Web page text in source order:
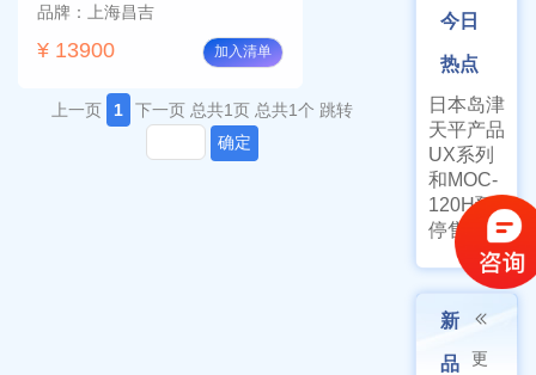
品牌：上海昌吉
¥ 13900 加入清单
上一页 1 下一页 总共1页 总共1个 跳转
确定
今日
热点
日本岛津
天平产品
UX系列
和MOC-
120H预
停售通知
新
品
更